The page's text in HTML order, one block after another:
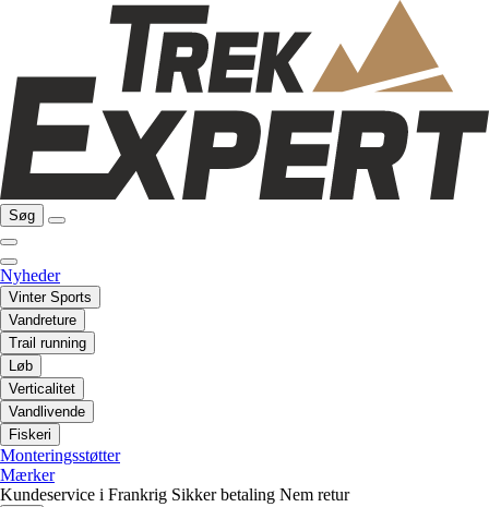
Søg
Nyheder
Vinter Sports
Vandreture
Trail running
Løb
Verticalitet
Vandlivende
Fiskeri
Monteringsstøtter
Mærker
Kundeservice i Frankrig Sikker betaling Nem retur